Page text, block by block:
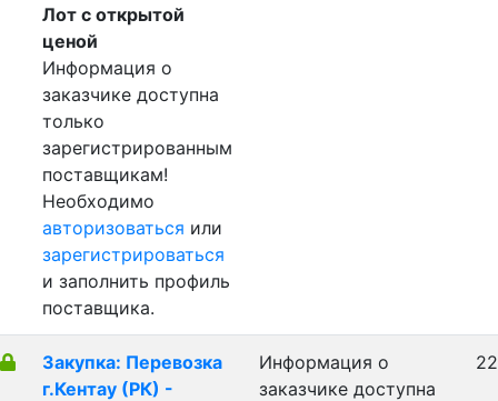
Лот с открытой
ценой
Информация о
заказчике доступна
только
зарегистрированным
поставщикам!
Необходимо
авторизоваться или
зарегистрироваться
и заполнить профиль
поставщика.
Закупка: Перевозка
г.Кентау (РК) -
Информация о
заказчике доступна